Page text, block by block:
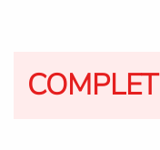
COMPLET